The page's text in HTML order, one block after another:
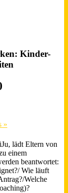
Kinder-
»
lädt Eltern von
einem
beantwortet:
Wie läuft
Welche